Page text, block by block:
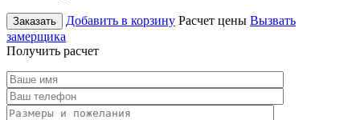
Заказать Добавить в корзину Расчет цены Вызвать
замерщика
Получить расчет